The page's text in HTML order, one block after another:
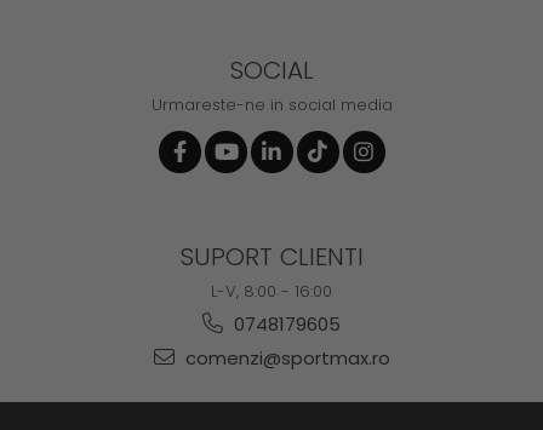
SOCIAL
Urmareste-ne in social media
SUPORT CLIENTI
L-V, 8:00 - 16:00
0748179605
comenzi@sportmax.ro